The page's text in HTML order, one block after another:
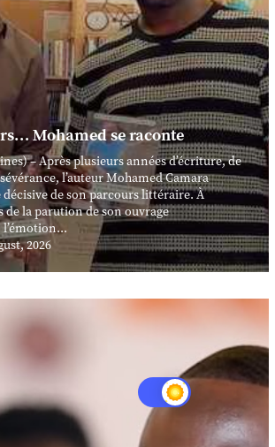
Mohamed se raconte
– Après plusieurs années d’écriture, de
l’auteur Mohamed Camara
de son parcours littéraire. À
de la parution de son ouvrage
2026